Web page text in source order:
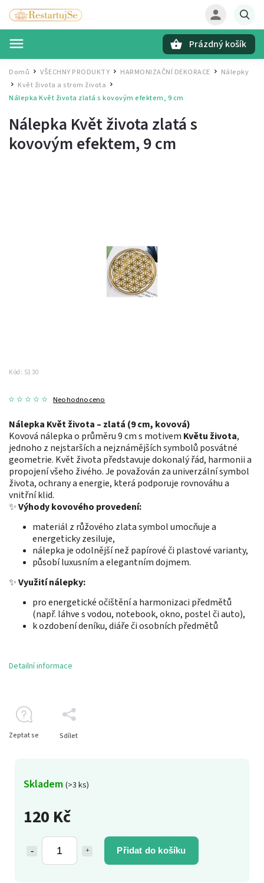
Prázdný košík
Domů / VŠECHNY PRODUKTY / HARMONIZAČNÍ DEKORACE
Nálepky
/
Květ života a strom života /
Nálepka Květ života zlatá s kovovým efektem, 9 cm
Nálepka Květ života zlatá s
kovovým efektem, 9 cm
Kód: S130
Neohodnoceno
120 Kč
Přidat do košíku
Skladem (>3 ks)
Nálepka Květ života – zlatá (9 cm, kovová)
Kovová nálepka o průměru 9 cm s motivem Květu života,
jednoho z nejstarších a nejznámějších symbolů posvátné
geometrie. Květ života představuje dokonalý řád, harmonii a
propojení všeho živého. Je považován za univerzální symbol
života, ochrany a energie, která podporuje rovnováhu a
vnitřní klid.
✨Výhody kovového provedení:
materiál z růžového zlata symbol umocňuje a
energeticky zesiluje,
nálepka je odolnější než papírové či plastové varianty,
působí luxusním a elegantním dojmem.
✨Využití nálepky:
pro energetické očištění a harmonizaci předmětů
(např. láhve s vodou, notebook, okno, postel či auto),
k ozdobení deníku, diáře či osobních předmětů
Detailní informace
Zeptat se Sdílet